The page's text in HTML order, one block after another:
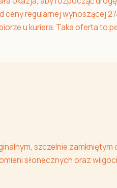
ceny regularnej wynoszącej
u kuriera. Taka oferta to
szczelnie
słonecznych oraz